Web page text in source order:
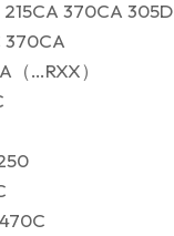
370CA 305D
370CA
…RXX）